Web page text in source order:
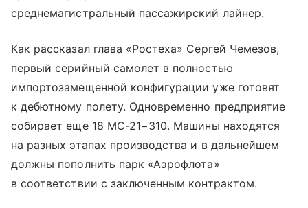
среднемагистральный пассажирский лайнер.
Как рассказал глава «Ростеха» Сергей Чемезов,
первый серийный самолет в полностью
импортозамещенной конфигурации уже готовят
к дебютному полету. Одновременно предприятие
собирает еще 18 МС-21−310. Машины находятся
на разных этапах производства и в дальнейшем
должны пополнить парк «Аэрофлота»
в соответствии с заключенным контрактом.